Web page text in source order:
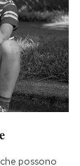
possono